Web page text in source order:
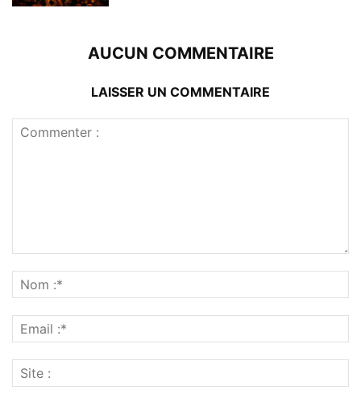
AUCUN COMMENTAIRE
LAISSER UN COMMENTAIRE